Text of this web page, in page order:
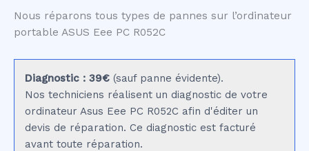
Nous réparons tous types de pannes sur l’ordinateur
portable ASUS Eee PC R052C
Diagnostic : 39€ (sauf panne évidente).
Nos techniciens réalisent un diagnostic de votre
ordinateur Asus Eee PC R052C afin d'éditer un
devis de réparation. Ce diagnostic est facturé
avant toute réparation.